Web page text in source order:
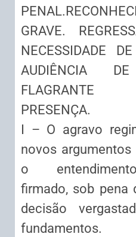
GRAVE.
NECESSIDADE
AUDIÊNCIA DE
FLAGRANTE
PRESENÇA.
I – O agravo
novos
o
firmado, sob pena
decisão
fundamentos.